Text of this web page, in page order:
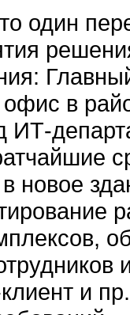
один
в
ИТ-
новое
и